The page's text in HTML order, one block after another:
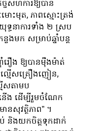
ចសហការឱ្យបាន
ះមុត, ភាពស្មោះត្រង់
ទ្ធនាការទាំង ២ ស្រប
ងមក សម្រាប់ឆ្នាំបន្ត
ឿង ឱ្យបានម៉ឺងម៉ាត់
ល្មើសគ្រឿងញៀន,
សតាមប
ើង ដើម្បីរួមចំណែក
សុវត្ថិភាព” ។
ប់ និងយកចិត្តទុកដាក់